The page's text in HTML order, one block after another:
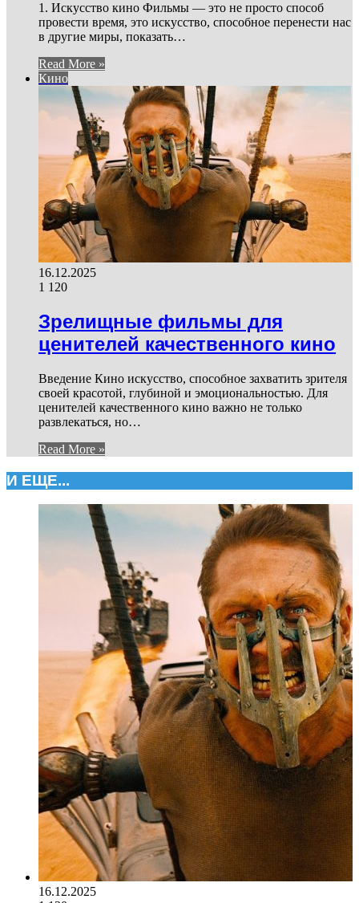
1. Искусство кино Фильмы — это не просто способ
провести время, это искусство, способное перенести нас
в другие миры, показать…
Read More »
Кино
16.12.2025
1 120
Зрелищные фильмы для
ценителей качественного кино
Введение Кино искусство, способное захватить зрителя
своей красотой, глубиной и эмоциональностью. Для
ценителей качественного кино важно не только
развлекаться, но…
Read More »
И ЕЩЕ...
16.12.2025